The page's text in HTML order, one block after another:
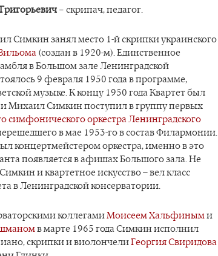
− скрипач, педагог.
Симкин занял место 1-й скрипки украинского
(создан в 1920-м). Единственное
в Большом зале Ленинградской
9 февраля 1950 года в программе,
музыке. К концу 1950 года Квартет был
Михаил Симкин поступил в группу первых
симфонического оркестра Ленинградского
в мае 1953-го в состав Филармонии.
концертмейстером оркестра, именно в это
появляется в афишах Большого зала. Не
и квартетное искусство – вел класс
в Ленинградской консерватории.
коллегамиМоисеем Хальфиными
в марте 1965 года Симкин исполнил
скрипки и виолончелиГеоргия Свиридова